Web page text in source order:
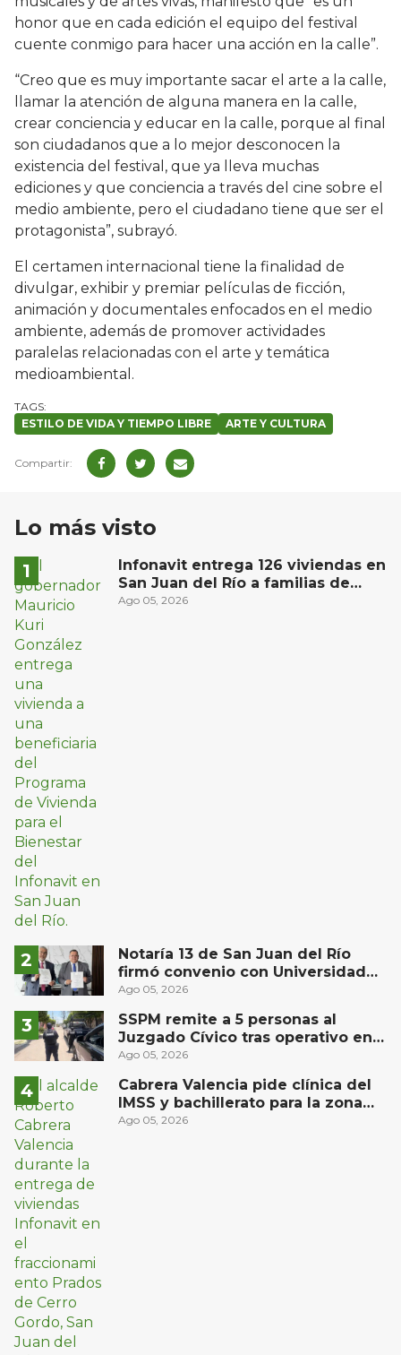
honor que en cada edición el equipo del festival
cuente conmigo para hacer una acción en la calle”.
“Creo que es muy importante sacar el arte a la calle,
llamar la atención de alguna manera en la calle,
crear conciencia y educar en la calle, porque al final
son ciudadanos que a lo mejor desconocen la
existencia del festival, que ya lleva muchas
ediciones y que conciencia a través del cine sobre el
medio ambiente, pero el ciudadano tiene que ser el
protagonista”, subrayó.
El certamen internacional tiene la finalidad de
divulgar, exhibir y premiar películas de ficción,
animación y documentales enfocados en el medio
ambiente, además de promover actividades
paralelas relacionadas con el arte y temática
medioambiental.
ESTILO DE VIDA Y TIEMPO LIBRE ARTE Y CULTURA
Lo más visto
Infonavit entrega 126 viviendas en
San Juan del Río a familias de
bajos ingresos
Ago 05, 2026
Notaría 13 de San Juan del Río
firmó convenio con Universidad
Privada del Bajío para recibir
Ago 05, 2026
SSPM remite a 5 personas al
Juzgado Cívico tras operativo en
San Juan del Río
Ago 05, 2026
Cabrera Valencia pide clínica del
IMSS y bachillerato para la zona
oriente de San Juan del Río
Ago 05, 2026